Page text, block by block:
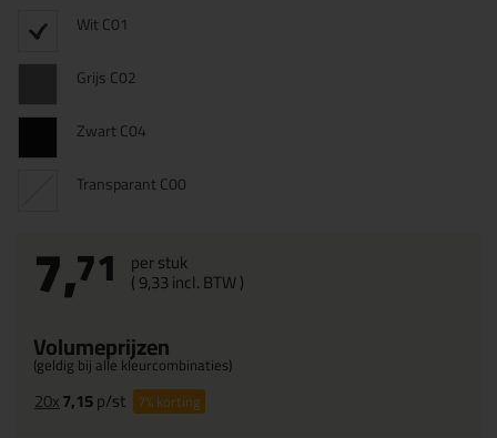
Wit C01
Grijs C02
Zwart C04
Transparant C00
7,71 per stuk
(9,33incl. BTW )
Volumeprijzen
(geldig bij alle kleurcombinaties)
20x7,15p/st 7%korting